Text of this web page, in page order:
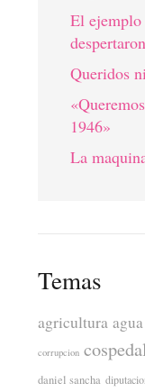
El ejemplo
Queridos
1946»
La
Temas
agricultura agua
corrupcion
daniel sancha